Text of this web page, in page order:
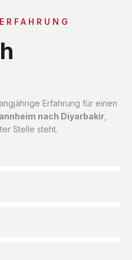
Erfahrung für einen
nach Diyarbakir
Stelle steht.